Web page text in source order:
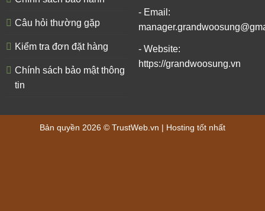
Câu hỏi thường gặp
Kiểm tra đơn đặt hàng
Chính sách bảo mật thông
tin
- Email:
- Website:
https://grandwoosung.vn
Bản quyền 2026 © TrustWeb.vn | Hosting tốt nhất